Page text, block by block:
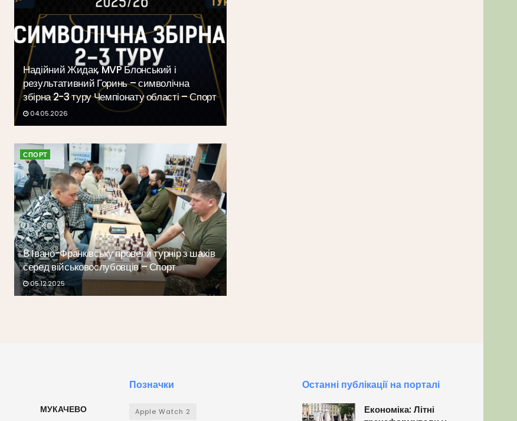
Надійний Жидак, MVP Блонський і
результативний Горинь – символічна
збірна 2-3 туру Чемпіонату області – Спорт
04.05.2026
СПОРТ
В Івано-Франківську провели турнір з шахів
серед військовослубовців – Спорт
05.12.2025
МУКАЧЕВО
Позначки
Apple Watch 2
Останні публікації на порталі
Економіка: Літні